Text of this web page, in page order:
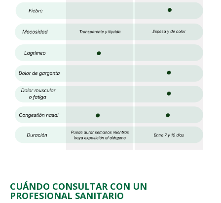
CUÁNDO CONSULTAR CON UN
PROFESIONAL SANITARIO